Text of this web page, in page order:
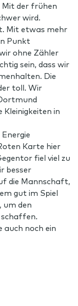
Mit der frühen
wird.
Mit etwas mehr
Punkt
ohne Zähler
sein, dass wir
Die
toll. Wir
Kleinigkeiten in
Karte hier
fiel viel zu
besser
die Mannschaft,
gut im Spiel
um den
auch noch ein